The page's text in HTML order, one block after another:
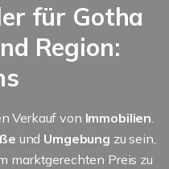
für Gotha
Region:
Verkauf von Immobilien
und Umgebung zu sein,
marktgerechten Preis zu